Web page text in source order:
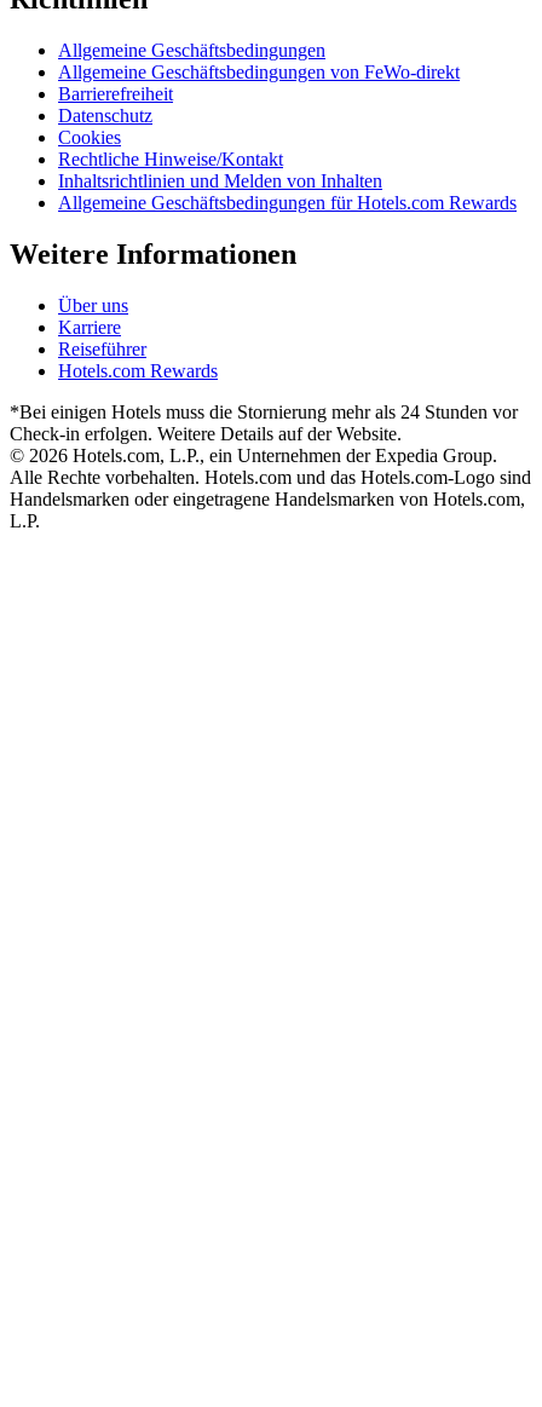
Allgemeine Geschäftsbedingungen
Allgemeine Geschäftsbedingungen von FeWo-direkt
Barrierefreiheit
Datenschutz
Cookies
Rechtliche Hinweise/Kontakt
Inhaltsrichtlinien und Melden von Inhalten
Allgemeine Geschäftsbedingungen für Hotels.com Rewards
Weitere Informationen
Über uns
Karriere
Reiseführer
Hotels.com Rewards
*Bei einigen Hotels muss die Stornierung mehr als 24 Stunden vor
Check-in erfolgen. Weitere Details auf der Website.
© 2026 Hotels.com, L.P., ein Unternehmen der Expedia Group.
Alle Rechte vorbehalten. Hotels.com und das Hotels.com-Logo sind
Handelsmarken oder eingetragene Handelsmarken von Hotels.com,
L.P.